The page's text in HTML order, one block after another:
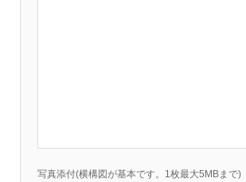
写真添付(横構図が基本です。1枚最大5MBまで)